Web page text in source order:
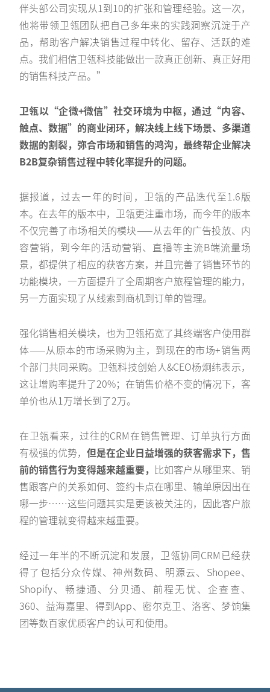
伴头部公司实现从1到10的扩张和管理经验。这一次，
他将带领卫瓴团队把自己多年来的实践洞察沉淀于产
品，帮助客户解决销售过程中转化、留存、活跃的难
点。我们相信卫瓴科技能做出一款真正创新、真正好用
的销售科技产品。”
卫瓴以“企微+微信”社交环境为中枢，通过“内容、
触点、数据”的商业闭环，解决线上线下场景、多渠道
数据的割裂，弥合市场和销售的鸿沟，最终帮企业解决
B2B复杂销售过程中转化率提升的问题。
据报道，过去一年的时间，卫瓴的产品迭代至1.6版
本。在去年的版本中，卫瓴更注重市场，而今年的版本
不仅完善了市场相关的模块——从去年的广告投放、内
容营销，到今年的活动营销、直播等主流B端流量场
景，都提供了相应的获客方案，并且完善了销售环节的
功能模块，一方面提升了全周期客户旅程管理的能力，
另一方面实现了从线索到商机到订单的管理。
强化销售相关模块，也为卫瓴拓宽了其终端客户使用群
体——从原本的市场采购为主，到现在的市场+销售两
个部门共同采购。卫瓴科技创始人&CEO杨炯纬表示，
这让增购率提升了20%；在销售价格不变的情况下，客
单价也从1万增长到了2万。
在卫瓴看来，过往的CRM在销售管理、订单执行方面
有极强的优势， 但是在企业日益增强的获客需求下，售
前的销售行为变得越来越重要， 比如客户从哪里来、销
售跟客户的关系如何、签约卡点在哪里、输单原因出在
哪一步……这些问题其实是更该被关注的，因此客户旅
程的管理就变得越来越重要。
经过一年半的不断沉淀和发展，卫瓴协同CRM已经获
得了包括分众传媒、神州数码、明源云、Shopee、
Shopify、畅捷通、分贝通、前程无忧、企查查、
360、益海嘉里、得到App、密尔克卫、洛客、梦饷集
团等数百家优质客户的认可和使用。